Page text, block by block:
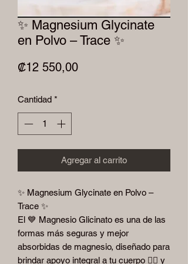
✨ Magnesium Glycinate
en Polvo – Trace ✨
₡12 550,00Precio
Cantidad *
Agregar al carrito
✨ Magnesium Glycinate en Polvo –
Trace ✨
El 💙 Magnesio Glicinato es una de las
formas más seguras y mejor
absorbidas de magnesio, diseñado para
brindar apoyo integral a tu cuerpo 🏋️‍♂️ y